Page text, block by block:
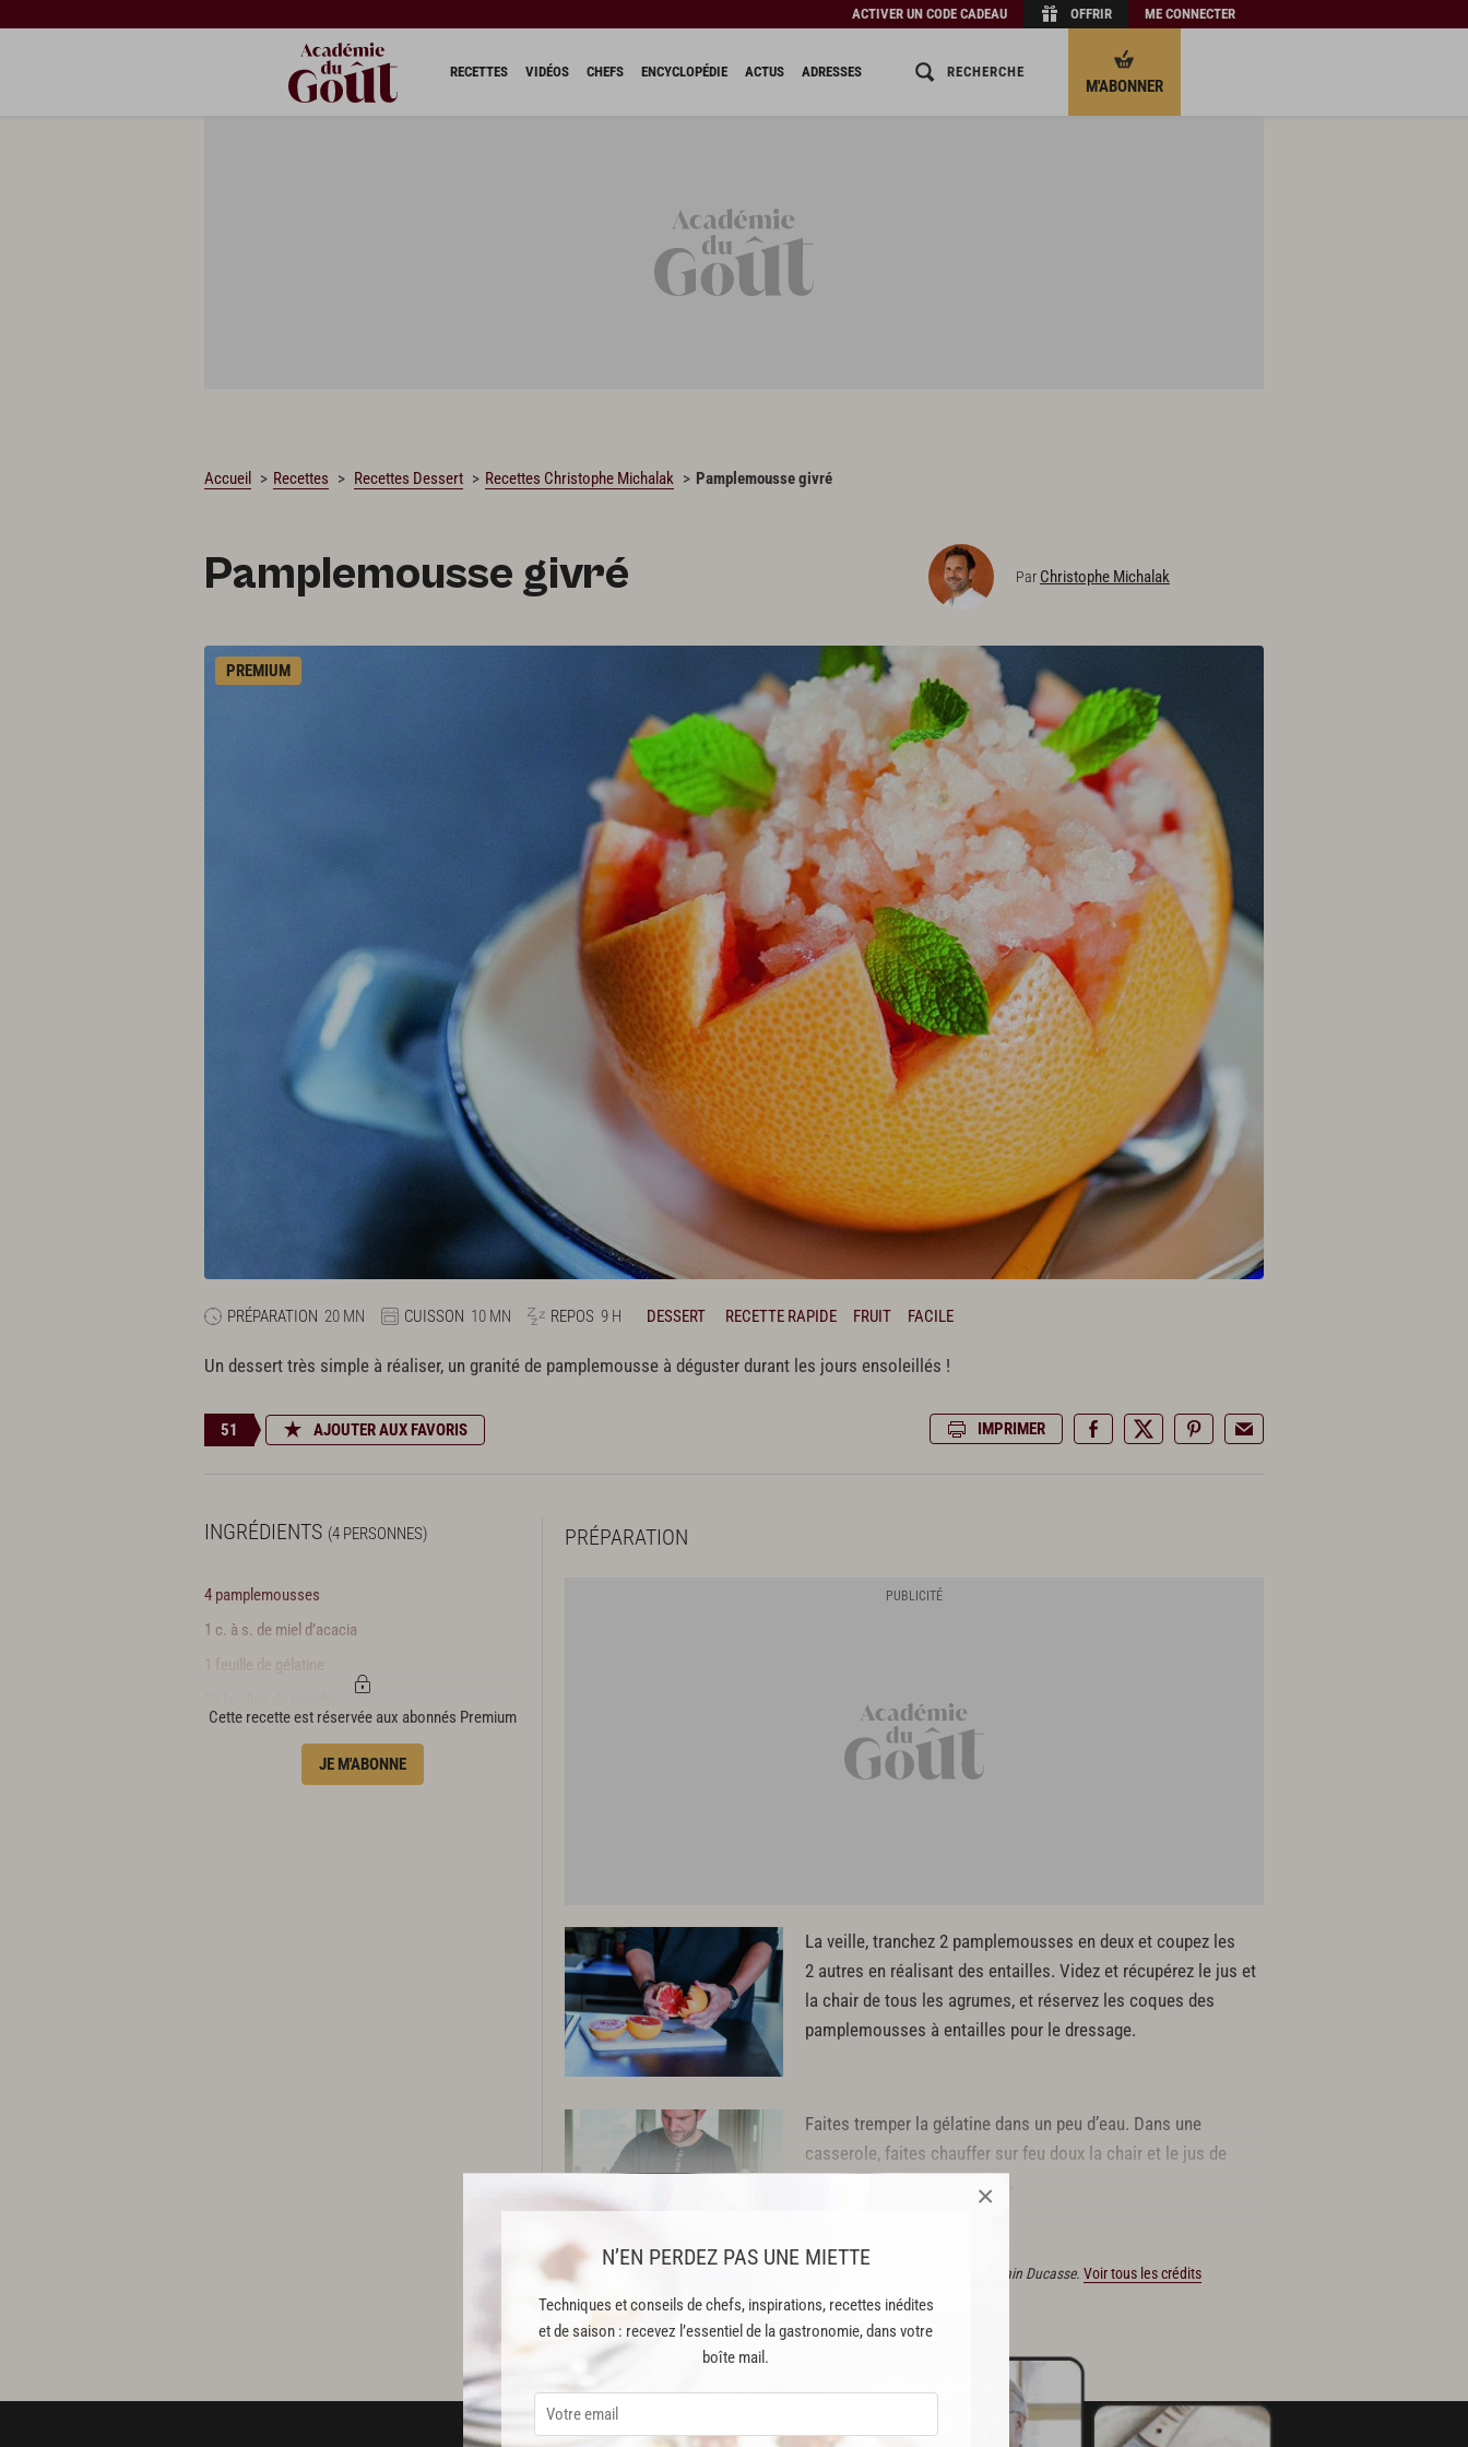
N’EN PERDEZ PAS UNE MIETTE
Techniques et conseils de chefs, inspirations, recettes inédites
et de saison : recevez l’essentiel de la gastronomie, dans votre
boîte mail.
×
ACTIVER UN CODE CADEAU OFFRIR ME CONNECTER
RECETTES VIDÉOS CHEFS ENCYCLOPÉDIE ACTUS ADRESSES RECHERCHE
M'ABONNER
Accueil Recettes Recettes Dessert Recettes Christophe Michalak Pamplemousse givré
Pamplemousse givré Par Christophe Michalak
PREMIUM
PRÉPARATION 20 MN CUISSON 10 MN REPOS 9 H DESSERT RECETTE RAPIDE FRUIT FACILE
Un dessert très simple à réaliser, un granité de pamplemousse à déguster durant les jours ensoleillés !
51 AJOUTER AUX FAVORIS IMPRIMER
INGRÉDIENTS (4 PERSONNES)
4 pamplemousses
1 c. à s. de miel d’acacia
1 feuille de gélatine
Cette recette est réservée aux abonnés Premium
JE M'ABONNE
PRÉPARATION
La veille, tranchez 2 pamplemousses en deux et coupez les
2 autres en réalisant des entailles. Videz et récupérez le jus et
la chair de tous les agrumes, et réservez les coques des
pamplemousses à entailles pour le dressage.
Faites tremper la gélatine dans un peu d’eau. Dans une
casserole, faites chauffer sur feu doux la chair et le jus de
Cette recette est issue du livre "Michalak trop facile !" publié aux Éditions Alain Ducasse. Voir tous les crédits
Cette recette est réservée aux abonnés Premium
CHARGEMENT…